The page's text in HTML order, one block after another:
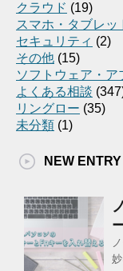
クラウド (19)
スマホ・タブレッ
セキュリティ (2)
その他 (15)
ソフトウェア・ア
よくある相談
リングロー (35)
未分類 (1)
NEW ENTRY